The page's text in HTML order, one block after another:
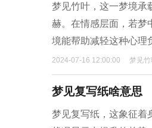
梦见竹叶，这一梦境承
赫。在情感层面，若梦
境能帮助减轻这种心理
2024-07-16 12:00:00 梦见
梦见复写纸啥意思
梦见复写纸，这象征着